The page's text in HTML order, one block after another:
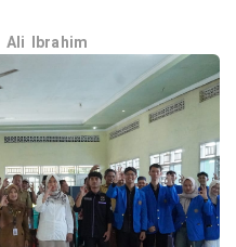
Ali Ibrahim